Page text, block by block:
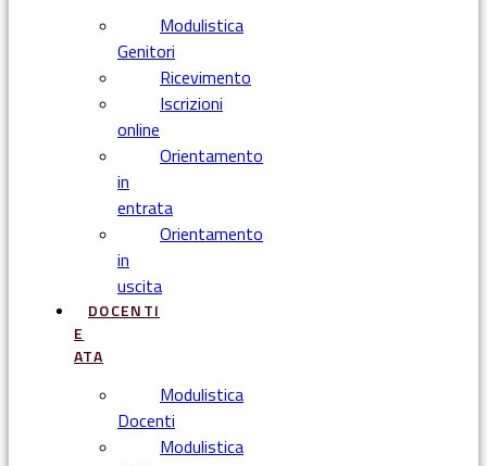
Modulistica
Genitori
Ricevimento
Iscrizioni
online
Orientamento
in
entrata
Orientamento
in
uscita
DOCENTI
E
ATA
Modulistica
Docenti
Modulistica